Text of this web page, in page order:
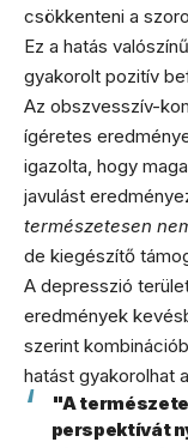
csökkenteni a
Ez a hatás
gyakorolt pozitív
Az obszvesszív-
ígéretes
igazolta, hogy
javulást
természetesen
de kiegészítő
A depresszió
eredmények
szerint
hatást gyakorolhat
"A
perspektívát